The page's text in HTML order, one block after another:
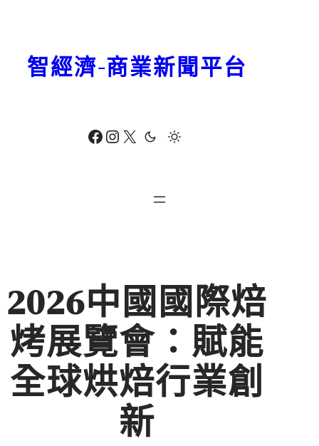
Facebook Instagram X
智經濟-商業新聞平台
2026中國國際焙
烤展覽會：賦能
全球烘焙行業創
新